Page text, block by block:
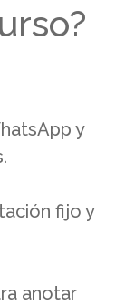
y
fijo y
anotar